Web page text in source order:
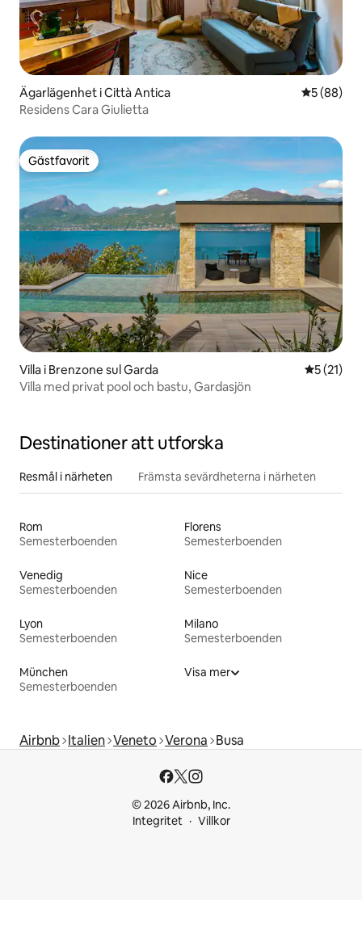
Ägarlägenhet i Città Antica 5 av 5 i
5 (88)
Residens Cara Giulietta
Gästfavorit
Gästfavorit
Villa i Brenzone sul Garda 5 av 5 i
5 (21)
Villa med privat pool och bastu, Gardasjön
Destinationer att utforska
Resmål i närheten Främsta sevärdheterna i närheten
Rom
Semesterboenden
Florens
Semesterboenden
Venedig
Semesterboenden
Nice
Semesterboenden
Lyon
Semesterboenden
Milano
Semesterboenden
München
Semesterboenden
Visa mer
Airbnb Italien Veneto Verona Busa
© 2026 Airbnb, Inc.
Integritet
Villkor